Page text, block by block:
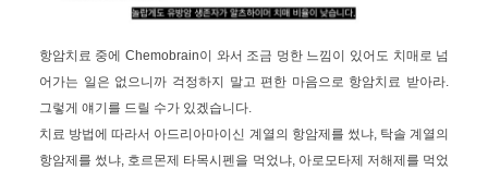
항암치료 중에 Chemobrain이 와서 조금 멍한 느낌이 있어도 치매로 넘
어가는 일은 없으니까 걱정하지 말고 편한 마음으로 항암치료 받아라.
그렇게 얘기를 드릴 수가 있겠습니다.
치료 방법에 따라서 아드리아마이신 계열의 항암제를 썼냐, 탁솔 계열의
항암제를 썼냐, 호르몬제 타목시펜을 먹었냐, 아로모타제 저해제를 먹었